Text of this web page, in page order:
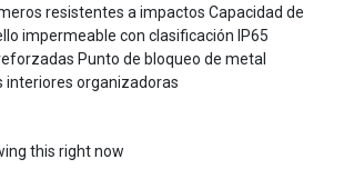
resistentes a impactos Capacidad de
impermeable con clasificación IP65
Punto de bloqueo de metal
interiores organizadoras
this right now